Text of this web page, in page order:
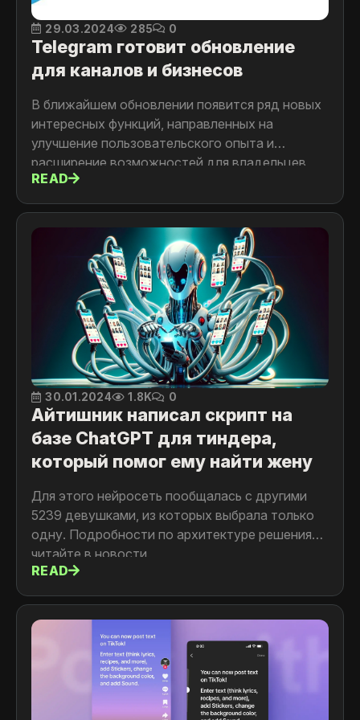
29.03.2024 285 0
Telegram готовит обновление
для каналов и бизнесов
В ближайшем обновлении появится ряд новых
интересных функций, направленных на
улучшение пользовательского опыта и
расширение возможностей для владельцев
каналов и бизнес-аккаунтов. В частности:
получение 50% доходов с рекламы,
чат-ботов к профилю и другое
READ
30.01.2024 1.8K 0
Айтишник написал скрипт на
базе ChatGPT для тиндера,
который помог ему найти жену
Для этого нейросеть пообщалась с другими
5239 девушками, из которых выбрала только
одну. Подробности по архитектуре решения
читайте в новости.
READ